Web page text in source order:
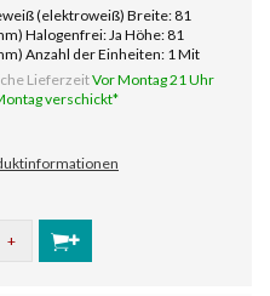
(elektroweiß) Breite: 81
Halogenfrei: Ja Höhe: 81
Anzahl der Einheiten: 1 Mit
Oberflächenschutz:
Beschriftungsfläche: Nein
Thermoplast Werkstoff:
LieferzeitVor Montag 21 Uhr
verschickt*
+